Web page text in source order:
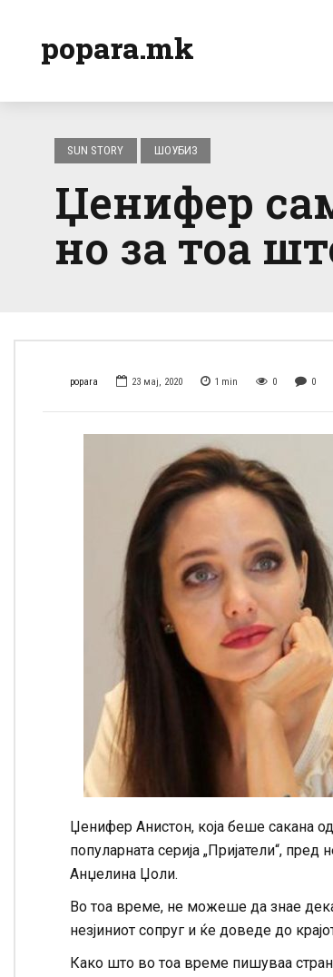
popara.mk
SUN STORY ШОУБИЗ
Џенифер
но за тоа
popara 23 мај, 2020 1 min 0 0
Џенифер Анистон, која беше сакана
популарната серија „Пријатели“,
Анџелина Џоли.
Во тоа време, не можеше да знае
незјиниот сопруг и ќе доведе до
Како што во тоа време пишуваа